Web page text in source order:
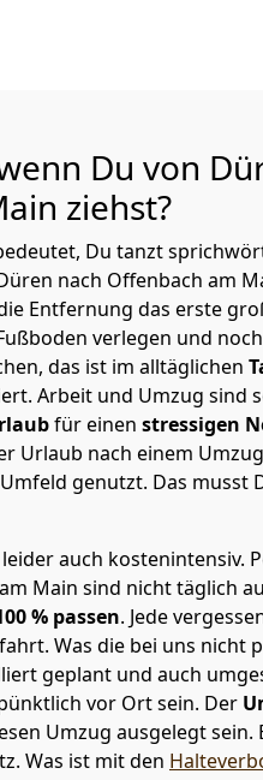
Du von
ziehst?
Du tanzt
nach Offenbach am
Entfernung das erste
verlegen und
das ist im alltäglichen
Arbeit und Umzug sind
für einen stressigen
Urlaub nach einem
genutzt. Das musst
auch kostenintensiv.
Main sind nicht täglich
% passen. Jede
Was die bei uns nicht
geplant und auch
vor Ort sein. Der
Umzug ausgelegt sein.
Was ist mit den